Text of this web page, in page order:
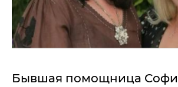
Бывшая помощница